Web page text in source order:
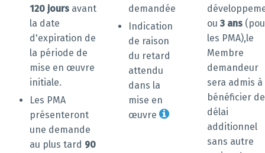
120 jours avant
la date
d'expiration de
la période de
mise en œuvre
initiale.
Les PMA
présenteront
une demande
au plus tard 90
demandée
Indication
de raison
du retard
attendu
dans la
mise en
œuvre
ou 3 ans
les PMA),le
Membre
demandeur
sera admis à
bénéficier
délai
additionnel
sans autre